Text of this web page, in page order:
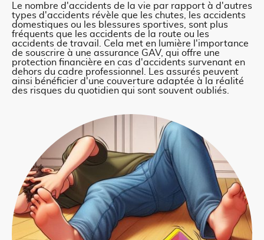
Le nombre d'accidents de la vie par rapport à d'autres
types d'accidents révèle que les chutes, les accidents
domestiques ou les blessures sportives, sont plus
fréquents que les accidents de la route ou les
accidents de travail. Cela met en lumière l'importance
de souscrire à une assurance GAV, qui offre une
protection financière en cas d'accidents survenant en
dehors du cadre professionnel. Les assurés peuvent
ainsi bénéficier d'une couverture adaptée à la réalité
des risques du quotidien qui sont souvent oubliés.